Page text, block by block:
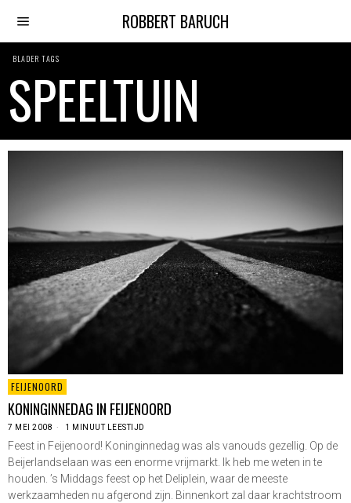
ROBBERT BARUCH
BLADER TAGS
SPEELTUIN
FEIJENOORD
KONINGINNEDAG IN FEIJENOORD
7 MEI 2008 1 MINUUT LEESTIJD
Feest in Feijenoord! Koninginnedag was als vanouds gezellig. Op de
Beijerlandselaan was een enorme vrijmarkt. Ik heb me weten in te
houden. ’s Middags feest op het Deliplein, waar de meeste
werkzaamheden nu afgerond zijn. Binnenkort zal daar krachtstroom